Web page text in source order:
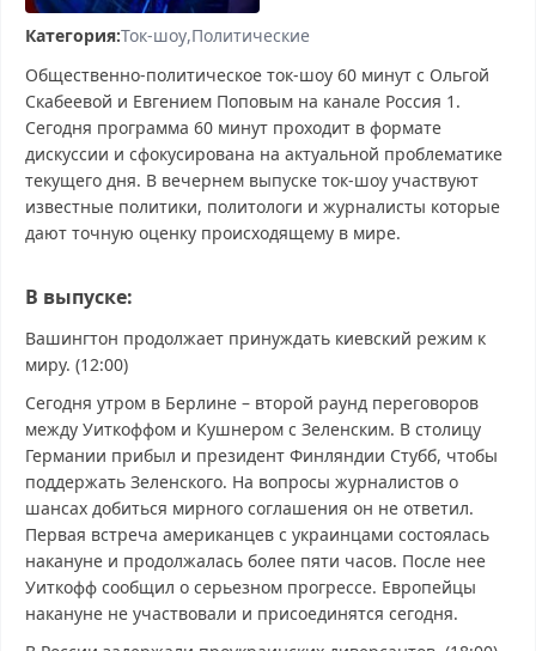
Категория:Ток-шоу Политические
Общественно-политическое ток-шоу 60 минут с Ольгой
Скабеевой и Евгением Поповым на канале Россия 1.
Сегодня программа 60 минут проходит в формате
дискуссии и сфокусирована на актуальной проблематике
текущего дня. В вечернем выпуске ток-шоу участвуют
известные политики, политологи и журналисты которые
дают точную оценку происходящему в мире.
В выпуске:
Вашингтон продолжает принуждать киевский режим к
миру. (12:00)
Сегодня утром в Берлине – второй раунд переговоров
между Уиткоффом и Кушнером с Зеленским. В столицу
Германии прибыл и президент Финляндии Стубб, чтобы
поддержать Зеленского. На вопросы журналистов о
шансах добиться мирного соглашения он не ответил.
Первая встреча американцев с украинцами состоялась
накануне и продолжалась более пяти часов. После нее
Уиткофф сообщил о серьезном прогрессе. Европейцы
накануне не участвовали и присоединятся сегодня.